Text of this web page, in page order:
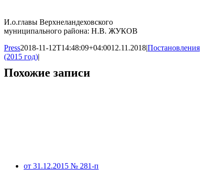
И.о.главы Верхнеландеховского
муниципального района: Н.В. ЖУКОВ
Press2018-11-12T14:48:09+04:0012.11.2018|Постановления
(2015 год)|
Похожие записи
от 31.12.2015 № 281-п